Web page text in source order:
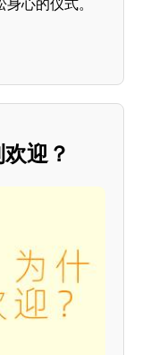
心的仪式。
迎？